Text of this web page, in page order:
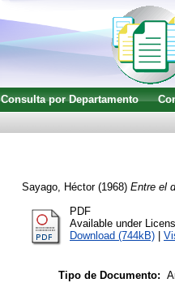
Consulta por Departamento
Sayago, Héctor(1968) Entre el
PDF
Available under
Download (744kB)
Tipo de Documento: